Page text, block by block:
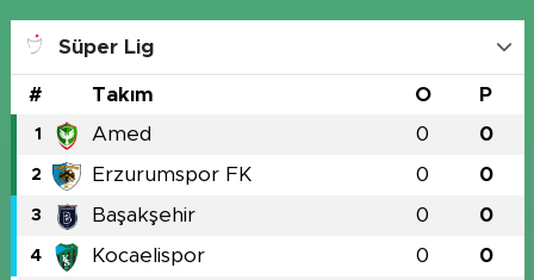
Süper Lig
# Takım O P
1 Amed 0 0
2 Erzurumspor FK 0 0
3 Başakşehir 0 0
4 Kocaelispor 0 0